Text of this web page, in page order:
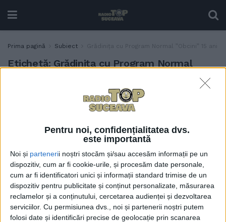
Pentru noi, confidențialitatea dvs.
este importantă
Noi și partenerii noștri stocăm și/sau accesăm informații pe un
dispozitiv, cum ar fi cookie-urile, și procesăm date personale,
cum ar fi identificatori unici și informații standard trimise de un
dispozitiv pentru publicitate și conținut personalizate, măsurarea
reclamelor și a conținutului, cercetarea audienței și dezvoltarea
serviciilor. Cu permisiunea dvs., noi și partenerii noștri putem
folosi date și identificări precise de geolocație prin scanarea
Prima pagină Subiect Grădinița cu Program Normal ”Obcini” 15 ani
Etichetă: Grădinița cu Program Normal
Spectacol cu participarea
copiilor, dar și a părinților,
mutarea Grădiniței cu
Program Normal ”Obcini”.
De la sute de copii
înghesuiți în șase
apartamente, la spații
generoase și bine dotate
unde învață grupe de
maxim 25 de copii (Foto)